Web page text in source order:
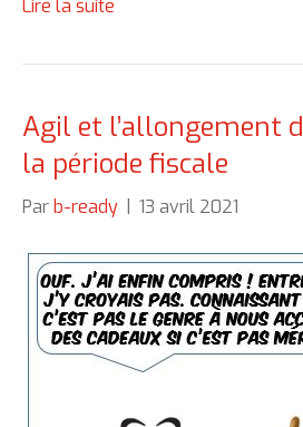
Lire la suite
Agil et l’allongement
la période fiscale
Par b-ready 13 avril 2021